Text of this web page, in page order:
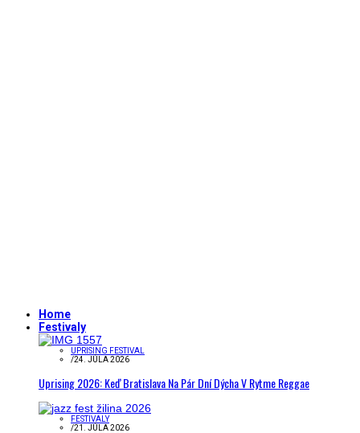
Home
Festivaly
UPRISING FESTIVAL
/24. JÚLA 2026
Uprising 2026: Keď Bratislava Na Pár Dní Dýcha V Rytme Reggae
FESTIVALY
/21. JÚLA 2026